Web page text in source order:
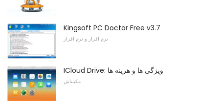
Kingsoft PC Doctor Free v3.7
نرم افزار و نرم افزار
ICloud Drive: ویژگی ها و هزینه ها
مکینتاش